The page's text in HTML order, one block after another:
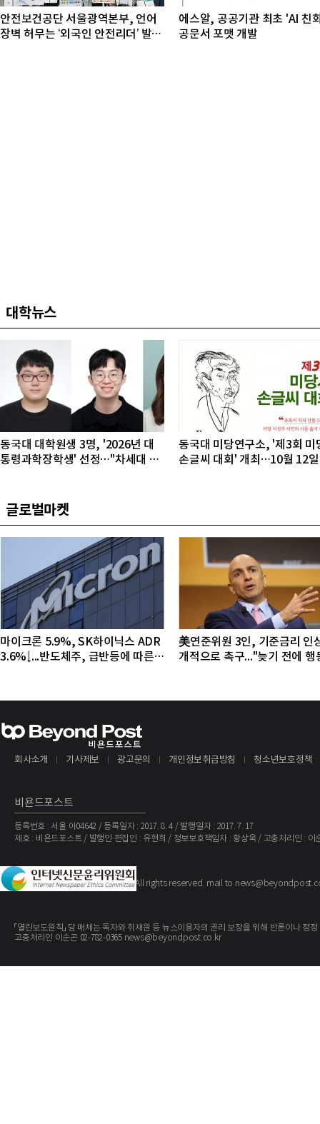
안전보건공단 서울광역본부, 언어
장벽 허무는 ‘외국인 안전리더’ 발대
에스알, 공공기관 최초 'AI 친
공문서 포맷 개발
대학뉴스
동국대 대학원생 3명, '2026년 대
통령과학장학생' 선정…"차세대 연
동국대 미당연구소, '제3회 미
손글씨 대회' 개최…10월 12
글로벌마켓
마이크론 5.9%, SK하이닉스 ADR
3.6%↓...반도체주, 급반등에 따른
美연준위원 3인, 기준금리 인
개적으로 촉구..."늦기 전에 행
회사소개 기사제보 광고문의 개인정보취급방침 청소년보호정책
비욘드포스트
등록번호 : 서울 아04642 / 등록일자 : 2017. 8. 4 / 발행일자 : 2017. 7. 17
제호 : 비욘드포스트 / 발행인·편집인 : 유현희 / 정보보호책임자 : 황상욱 / 고충처리인 : 이
Copyright ©The BeyondPost. All rights reserved. mail to
「열린보도원칙」 당 매체는 독자와 취재원 등 뉴스이용자의 권리 보장을 위해 반론이나
고충처리인 이순곤 02-782-0365 news@beyondpost.co.kr